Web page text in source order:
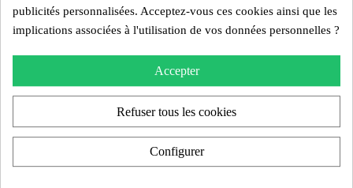
client doit fournir :
Des photos du produit en situation
Un zoom sur le problème constaté
contact@kuumo-design.com
Si le défaut n’est pas visible sur les photos, le client devra
retourner son produit à ses frais à l’adresse suivante :
publicités personnalisées. Acceptez-vous ces cookies ainsi que les
implications associées à l'utilisation de vos données personnelles ?
Accepter
Refuser tous les cookies
Configurer